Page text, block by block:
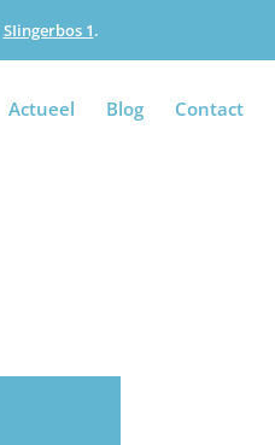
SIingerbos 1.
Actueel Blog Contact